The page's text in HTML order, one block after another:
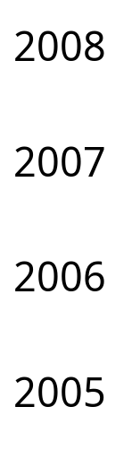
2008
2007
2006
2005